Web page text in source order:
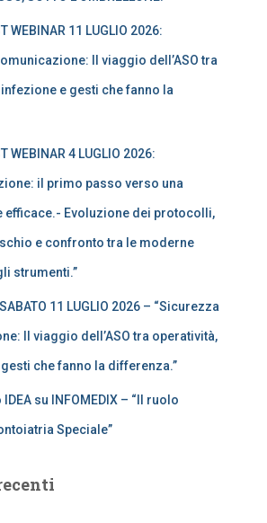
WEBINAR 11 LUGLIO 2026:
Il viaggio dell’ASO tra
e gesti che fanno la
WEBINAR 4 LUGLIO 2026:
il primo passo verso una
efficace.- Evoluzione dei protocolli,
e confronto tra le moderne
strumenti.”
11 LUGLIO 2026 – “Sicurezza
Il viaggio dell’ASO tra operatività,
che fanno la differenza.”
su INFOMEDIX – “Il ruolo
Speciale”